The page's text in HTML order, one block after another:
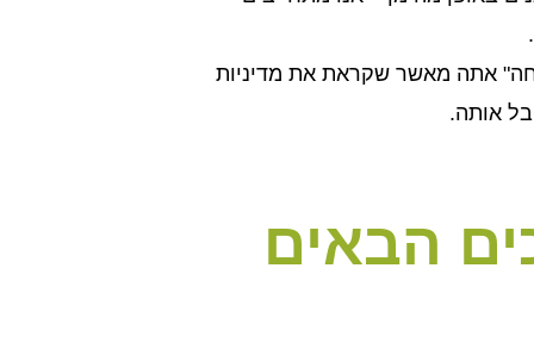
אתה מאשר שקראת את מדיניות
אותה.
הבאים